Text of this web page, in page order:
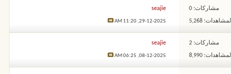
مشاركات: 0
المشاهدات: 5,268
seajie
29-12-2025,
11:20 AM
مشاركات: 2
8,990
seajie
08-12-2025,
06:25 AM